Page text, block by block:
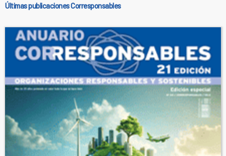
Últimas publicaciones Corresponsables